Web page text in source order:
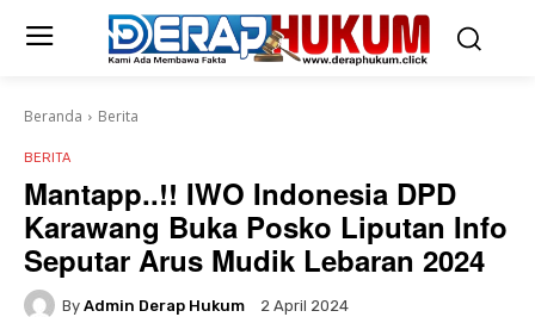
Beranda Berita
BERITA
Mantapp..!! IWO Indonesia DPD
Karawang Buka Posko Liputan Info
Seputar Arus Mudik Lebaran 2024
By Admin Derap Hukum 2 April 2024